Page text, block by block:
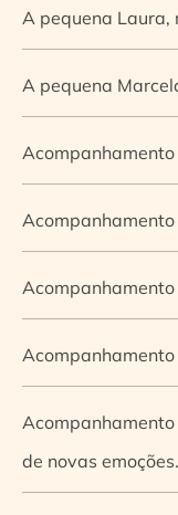
A pequena Laura,
A pequena
de novas emoções.